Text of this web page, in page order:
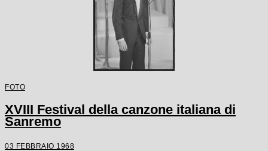
FOTO
XVIII Festival della canzone italiana di
Sanremo
03 FEBBRAIO 1968